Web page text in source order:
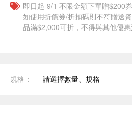
即日起-9/1 不限金額下單贈$200
如使用折價券/折扣碼則不符贈送
品滿$2,000可折，不得與其他優
規格： 請選擇數量、規格